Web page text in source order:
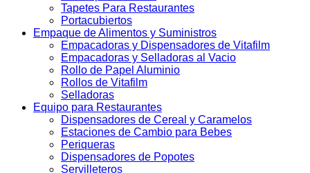
Tapetes Para Restaurantes
Portacubiertos
Empaque de Alimentos y Suministros
Empacadoras y Dispensadores de Vitafilm
Empacadoras y Selladoras al Vacio
Rollo de Papel Aluminio
Rollos de Vitafilm
Selladoras
Equipo para Restaurantes
Dispensadores de Cereal y Caramelos
Estaciones de Cambio para Bebes
Periqueras
Dispensadores de Popotes
Servilleteros